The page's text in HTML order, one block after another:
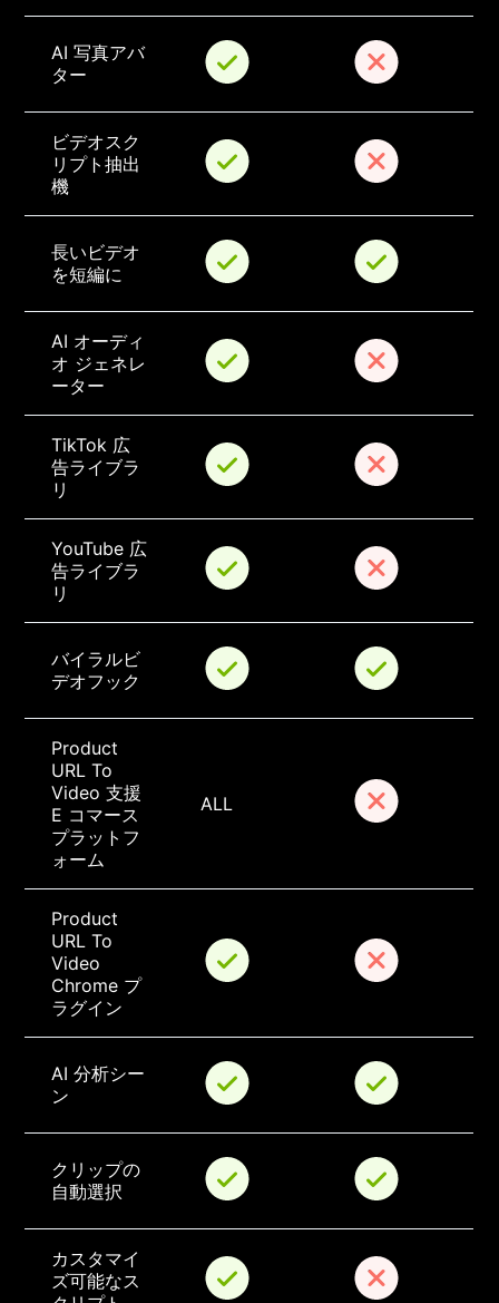
AI 写真アバ
ター
ビデオスク
リプト抽出
機
長いビデオ
を短編に
AI オーディ
オ ジェネレ
ーター
TikTok 広
告ライブラ
リ
YouTube 広
告ライブラ
リ
バイラルビ
デオフック
Product
URL To
Video 支援
E コマース
プラットフ
ォーム
ALL
Product
URL To
Video
Chrome プ
ラグイン
AI 分析シー
ン
クリップの
自動選択
カスタマイ
ズ可能なス